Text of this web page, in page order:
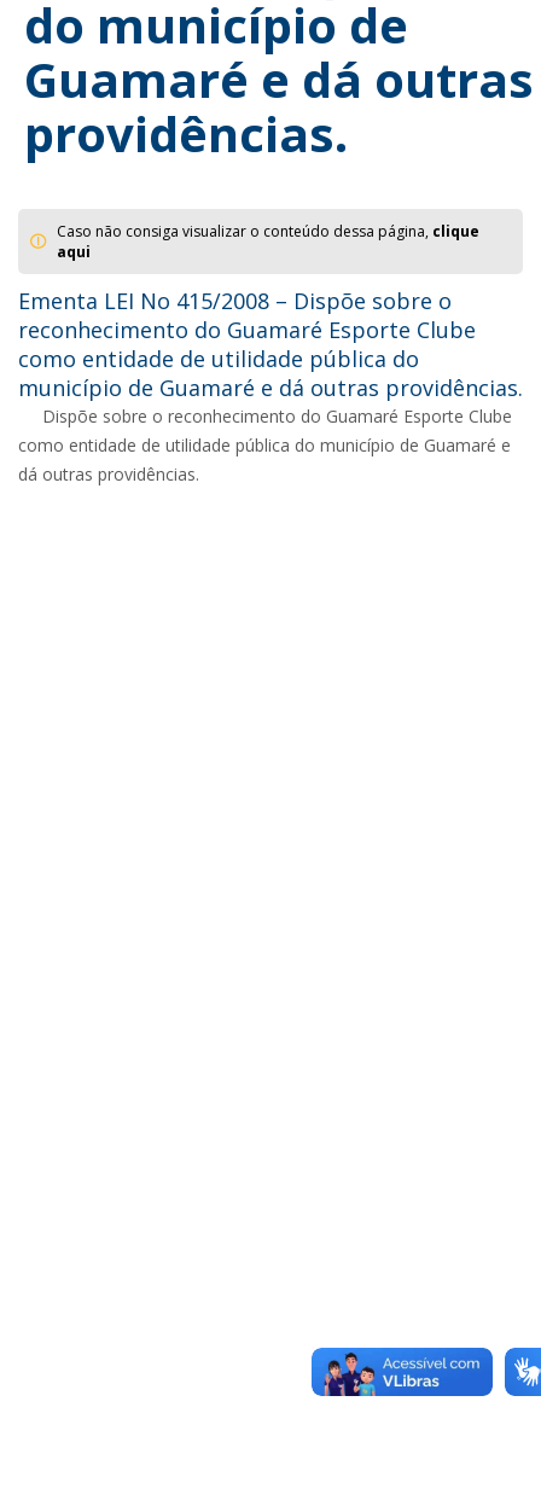
do município de
Guamaré e dá outras
providências.
Caso não consiga visualizar o conteúdo dessa página, clique
aqui
Ementa LEI No 415/2008 – Dispõe sobre o
reconhecimento do Guamaré Esporte Clube
como entidade de utilidade pública do
município de Guamaré e dá outras providências.
Dispõe sobre o reconhecimento do Guamaré Esporte Clube
como entidade de utilidade pública do município de Guamaré e
dá outras providências.